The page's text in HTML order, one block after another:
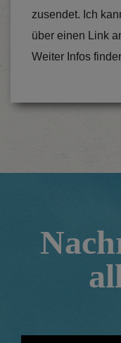
zusendet. Ich
über einen Link
Weiter Infos